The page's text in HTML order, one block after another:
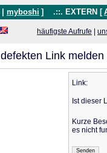
myboshi ] .::. EXTERN [
häufigste Aufrufe
defekten Link melden
Link:
Ist dieser
Kurze
es nicht